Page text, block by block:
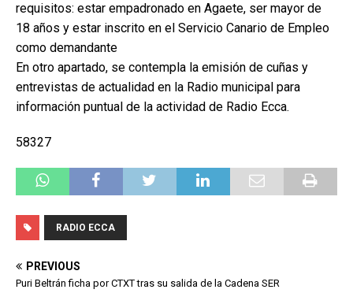
requisitos: estar empadronado en Agaete, ser mayor de
18 años y estar inscrito en el Servicio Canario de Empleo
como demandante
En otro apartado, se contempla la emisión de cuñas y
entrevistas de actualidad en la Radio municipal para
información puntual de la actividad de Radio Ecca.
58327
RADIO ECCA
PREVIOUS
Puri Beltrán ficha por CTXT tras su salida de la Cadena SER